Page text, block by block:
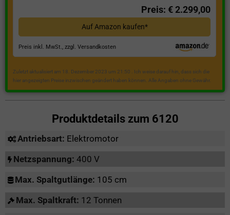
Preis: € 2.299,00
Auf Amazon kaufen*
Preis inkl. MwSt., zzgl. Versandkosten
Zuletzt aktualisiert am 18. Dezember 2023 um 21:50 . Ich weise darauf hin, dass sich die
hier angezeigten Preise inzwischen geändert haben können. Alle Angaben ohne Gewähr.
Produktdetails zum 6120
Antriebsart: Elektromotor
Netzspannung: 400 V
Max. Spaltgutlänge: 105 cm
Max. Spaltkraft: 12 Tonnen